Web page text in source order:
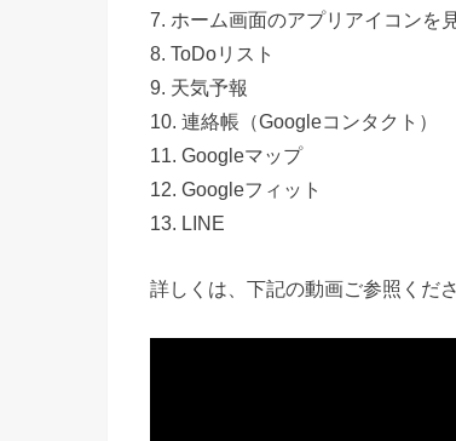
7. ホーム画面のアプリアイコンを
8. ToDoリスト
9. 天気予報
10. 連絡帳（Googleコンタクト）
11. Googleマップ
12. Googleフィット
13. LINE
詳しくは、下記の動画ご参照くだ